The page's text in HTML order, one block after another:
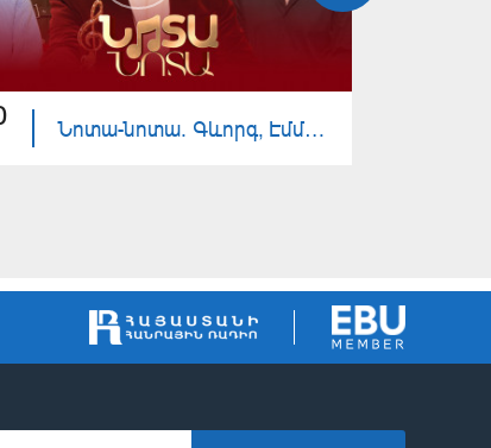
Նոտա-նոտա. Գևորգ, Էմմա, Գևորգ, Նարինե